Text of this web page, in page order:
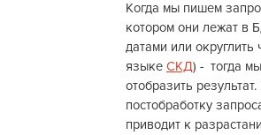
Когда мы пишем
котором они лежат в
датами или
языке СКД) - тогда
отобразить
постобработку
приводит к